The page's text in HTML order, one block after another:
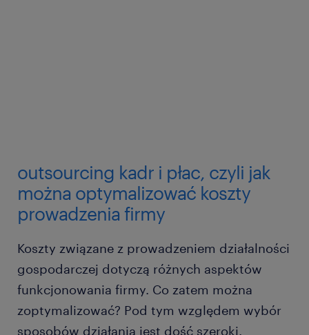
outsourcing kadr i płac, czyli jak
można optymalizować koszty
prowadzenia firmy
Koszty związane z prowadzeniem działalności
gospodarczej dotyczą różnych aspektów
funkcjonowania firmy. Co zatem można
zoptymalizować? Pod tym względem wybór
sposobów działania jest dość szeroki.